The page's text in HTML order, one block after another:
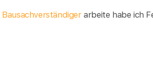
Bausachverständigerarbeite habe ich